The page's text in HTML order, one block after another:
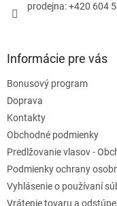
prodejna: +420 604
Informácie pre vás
Bonusový program
Doprava
Kontakty
Obchodné podmienky
Predlžovanie vlasov -
Podmienky ochrany
Vyhlásenie o používaní
Vrátenie tovaru a